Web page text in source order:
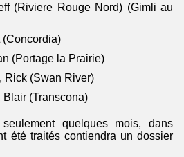
(Riviere Rouge Nord) (Gimli au
(Concordia)
(Portage la Prairie)
Rick (Swan River)
Blair (Transcona)
quelques mois, dans
été traités contiendra un dossier